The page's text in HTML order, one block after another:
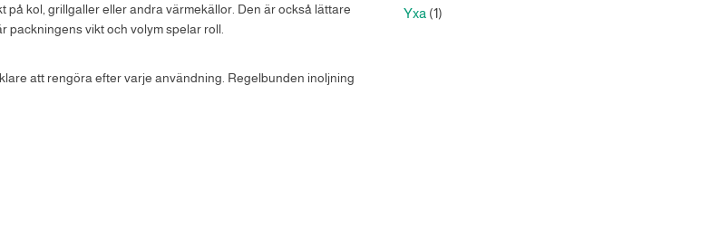
kol, grillgaller eller andra värmekällor. Den är också lättare
vikt och volym spelar roll.
att rengöra efter varje användning. Regelbunden inoljning
Yxa 11